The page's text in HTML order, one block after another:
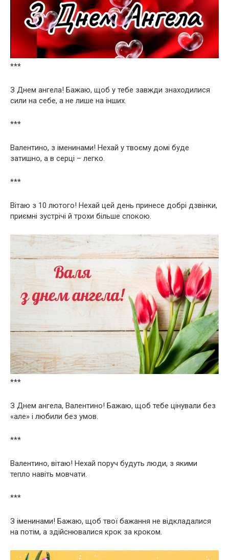
***
З Днем ангела! Бажаю, щоб у тебе завжди знаходилися
сили на себе, а не лише на інших.
***
Валентино, з іменинами! Нехай у твоєму домі буде
затишно, а в серці – легко.
***
Вітаю з 10 лютого! Нехай цей день принесе добрі дзвінки,
приємні зустрічі й трохи більше спокою.
***
З Днем ангела, Валентино! Бажаю, щоб тебе цінували без
«але» і любили без умов.
***
Валентино, вітаю! Нехай поруч будуть люди, з якими
тепло навіть мовчати.
***
З іменинами! Бажаю, щоб твої бажання не відкладалися
на потім, а здійснювалися крок за кроком.